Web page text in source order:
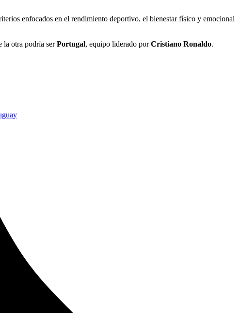
enfocados en el rendimiento deportivo, el bienestar físico y emocional
la otra podría serPortugal, equipo liderado porCristiano Ronaldo.